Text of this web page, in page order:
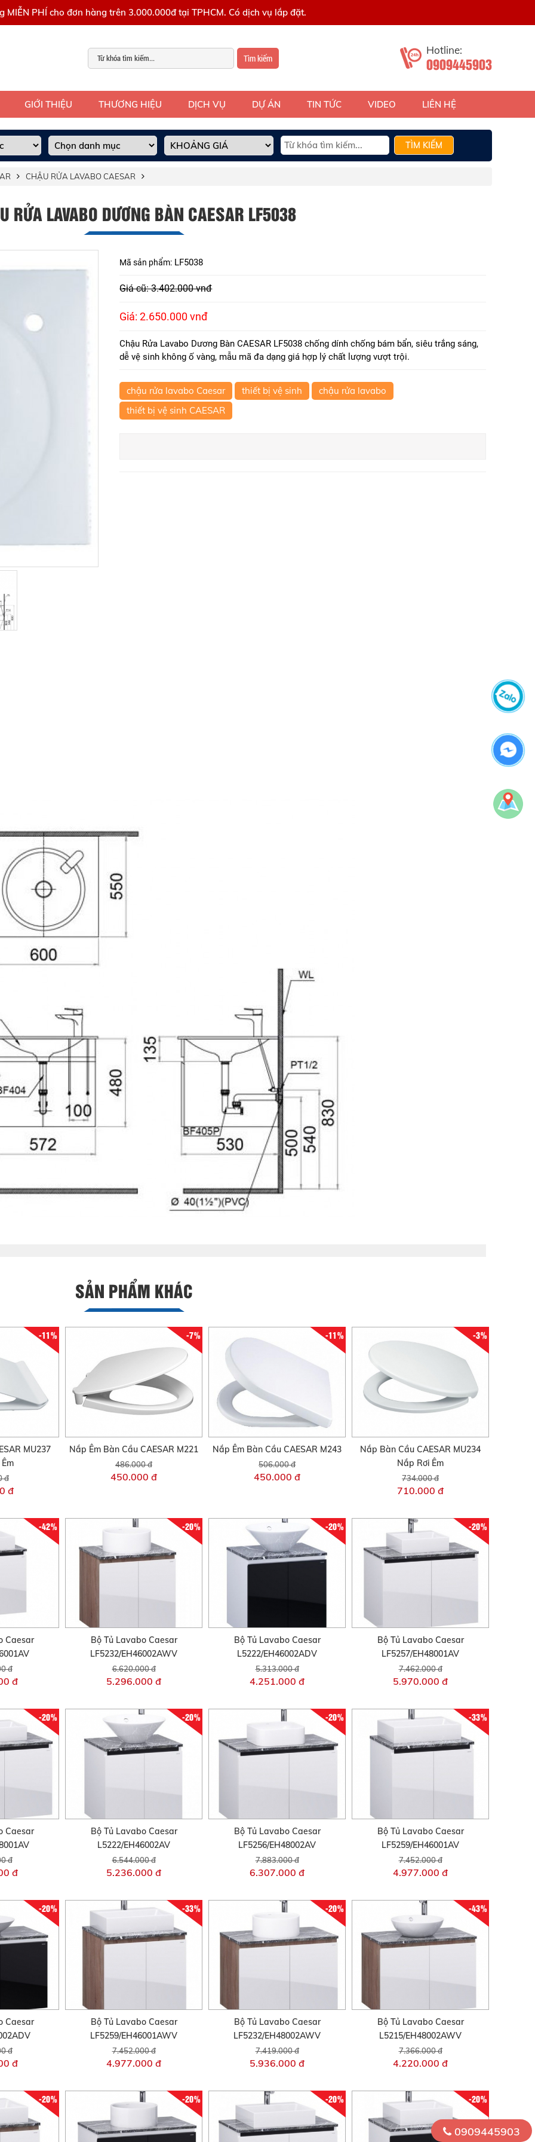
MIỄN PHÍ cho đơn hàng trên 3.000.000đ tại TPHCM. Có dịch vụ lắp đặt.
Tìm kiếm
Hotline:
0909445903
GIỚI THIỆU THƯƠNG HIỆU DỊCH VỤ DỰ ÁN TIN TỨC VIDEO LIÊN HỆ
TÌM KIẾM
CHẬU RỬA LAVABO CAESAR
RỬA LAVABO DƯƠNG BÀN CAESAR LF5038
Mã sản phẩm: LF5038
Giá cũ: 3.402.000 vnđ
Giá: 2.650.000 vnđ
Chậu Rửa Lavabo Dương Bàn CAESAR LF5038 chống dính chống bám bẩn, siêu trắng sáng,
dễ vệ sinh không ố vàng, mẫu mã đa dạng giá hợp lý chất lượng vượt trội.
chậu rửa lavabo Caesar thiết bị vệ sinh
chậu rửa lavabo
thiết bị vệ sinh CAESAR
SẢN PHẨM KHÁC
-11%
MU237
đ
đ
-7%
Nắp Êm Bàn Cầu CAESAR M221
486.000 đ
450.000 đ
-11%
Nắp Êm Bàn Cầu CAESAR M243
506.000 đ
450.000 đ
-3%
Nắp Bàn Cầu CAESAR MU234
Nắp Rơi Êm
734.000 đ
710.000 đ
-42%
Caesar
đ
đ
-20%
Bộ Tủ Lavabo Caesar
LF5232/EH46002AWV
6.620.000 đ
5.296.000 đ
-20%
Bộ Tủ Lavabo Caesar
L5222/EH46002ADV
5.313.000 đ
4.251.000 đ
-20%
Bộ Tủ Lavabo Caesar
LF5257/EH48001AV
7.462.000 đ
5.970.000 đ
-20%
Caesar
đ
đ
-20%
Bộ Tủ Lavabo Caesar
L5222/EH46002AV
6.544.000 đ
5.236.000 đ
-20%
Bộ Tủ Lavabo Caesar
LF5256/EH48002AV
7.883.000 đ
6.307.000 đ
-33%
Bộ Tủ Lavabo Caesar
LF5259/EH46001AV
7.452.000 đ
4.977.000 đ
-20%
Caesar
đ
đ
-33%
Bộ Tủ Lavabo Caesar
LF5259/EH46001AWV
7.452.000 đ
4.977.000 đ
-20%
Bộ Tủ Lavabo Caesar
LF5232/EH48002AWV
7.419.000 đ
5.936.000 đ
-43%
Bộ Tủ Lavabo Caesar
L5215/EH48002AWV
7.366.000 đ
4.220.000 đ
-20% -20% -20% -20%
0909445903